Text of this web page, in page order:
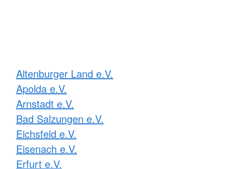
Altenburger Land e.V.
Apolda e.V.
Arnstadt e.V.
Bad Salzungen e.V.
Eichsfeld e.V.
Eisenach e.V.
Erfurt e.V.